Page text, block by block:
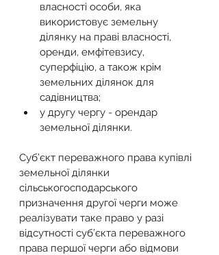
власності особи, яка
використовує земельну
ділянку на праві власності,
оренди, емфітевзису,
суперфіцію, а також крім
земельних ділянок для
садівництва;
у другу чергу - орендар
земельної ділянки.
Суб’єкт переважного права купівлі
земельної ділянки
сільськогосподарського
призначення другої черги може
реалізувати таке право у разі
відсутності суб’єкта переважного
права першої черги або відмови